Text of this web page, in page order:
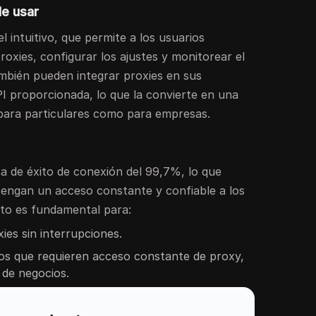
usar
intuitivo, que permite a los usuarios
configurar los ajustes y monitorear el
pueden integrar proxies en sus
proporcionada, lo que la convierte en una
particulares como para empresas.
de éxito de conexión del 99,7%, lo que
un acceso constante y confiable a los
es fundamental para:
sin interrupciones.
que requieren acceso constante de proxy,
negocios.